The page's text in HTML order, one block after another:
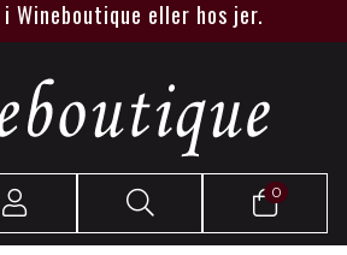
eller hos jer.
0